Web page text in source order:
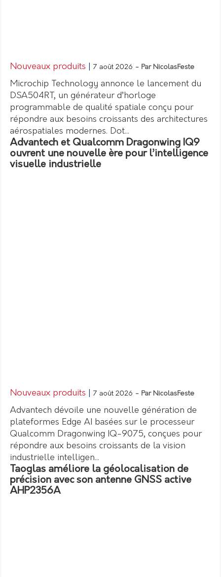
Nouveaux produits 7 août 2026 - Par NicolasFeste
Microchip Technology annonce le lancement du
DSA504RT, un générateur d’horloge
programmable de qualité spatiale conçu pour
répondre aux besoins croissants des architectures
aérospatiales modernes. Dot...
Advantech et Qualcomm Dragonwing IQ9
ouvrent une nouvelle ère pour l’intelligence
visuelle industrielle
Nouveaux produits 7 août 2026 - Par NicolasFeste
Advantech dévoile une nouvelle génération de
plateformes Edge AI basées sur le processeur
Qualcomm Dragonwing IQ-9075, conçues pour
répondre aux besoins croissants de la vision
industrielle intelligen...
Taoglas améliore la géolocalisation de
précision avec son antenne GNSS active
AHP2356A